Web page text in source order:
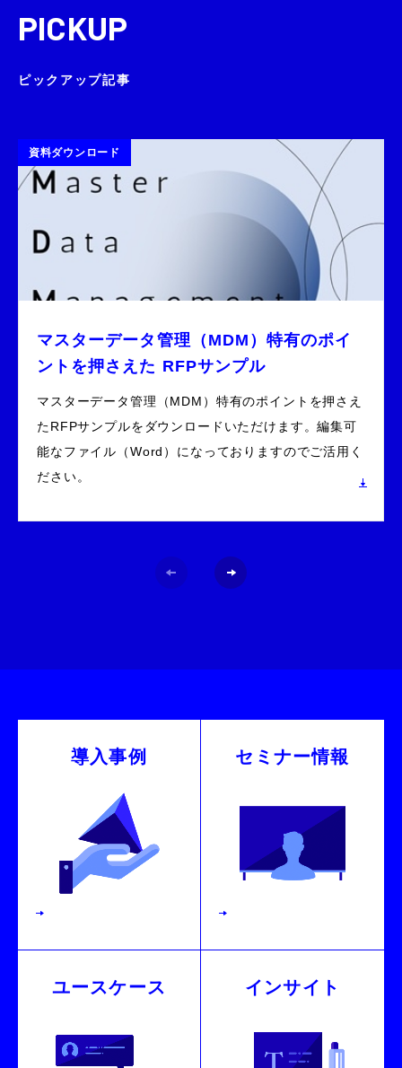
PICKUP
ピックアップ記事
資料ダウンロード
マスターデータ管理（MDM）特有のポイ
ントを押さえた RFPサンプル
マスターデータ管理（MDM）特有のポイントを押さえ
たRFPサンプルをダウンロードいただけます。編集可
能なファイル（Word）になっておりますのでご活用く
ださい。
導⼊事例 セミナー情報
ユースケース インサイト